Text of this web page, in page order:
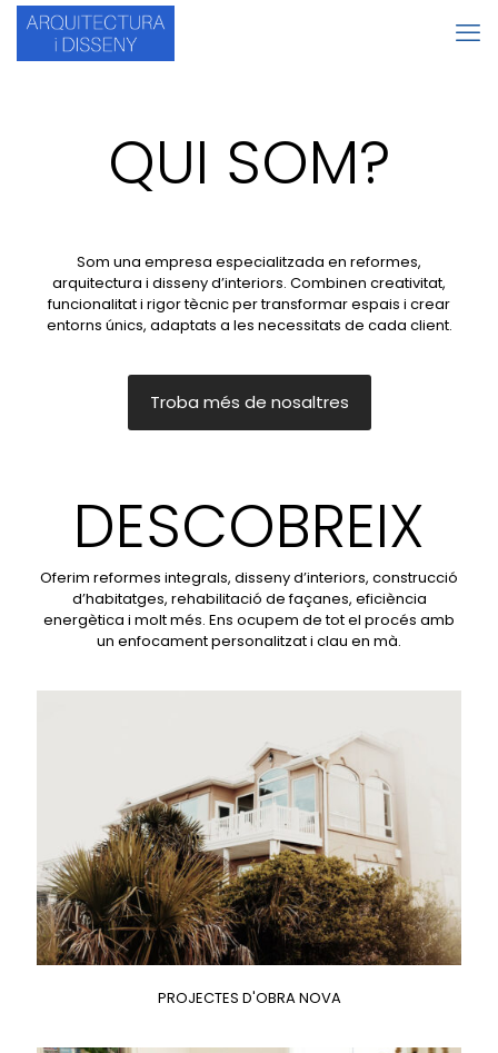
QUI SOM?
Som una empresa especialitzada en reformes,
arquitectura i disseny d’interiors. Combinen creativitat,
funcionalitat i rigor tècnic per transformar espais i crear
entorns únics, adaptats a les necessitats de cada client.
Troba més de nosaltres
DESCOBREIX
Oferim reformes integrals, disseny d’interiors, construcció
d’habitatges, rehabilitació de façanes, eficiència
energètica i molt més. Ens ocupem de tot el procés amb
un enfocament personalitzat i clau en mà.
PROJECTES D'OBRA NOVA